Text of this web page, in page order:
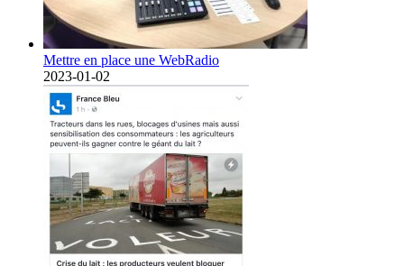
Mettre en place une WebRadio
2023-01-02